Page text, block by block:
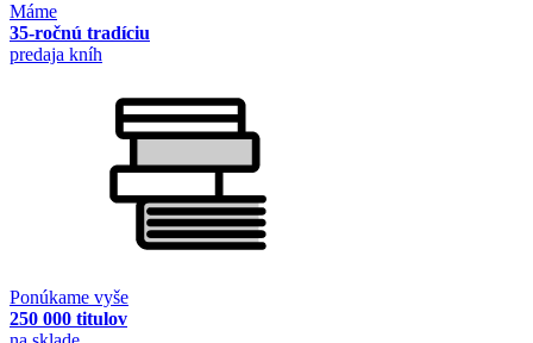
Máme
35-ročnú tradíciu
predaja kníh
Ponúkame vyše
250 000 titulov